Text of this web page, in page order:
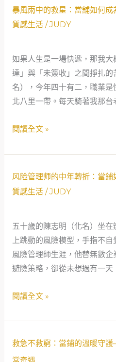
面
滯
嘉
南
平
原
天
像
裂
了
暴
雨
傾
一
位
管
理
員
的
轉
暴風雨中的救星：當舖如何成
質感生活/JUDY
如果人生是一場快遞，那我
達」與「未簽收」之間掙扎
名），今年四十有二，職業
北八里一帶。每天騎著我那台
暴
風
的
救
星：
當
如
為
我
會
安
全
網
閱讀全文 »
风险管理师的中年轉折：當鋪
質感生活/JUDY
五十歲的陳志明（化名）坐
上跳動的風險模型，手指不
風險管理師生涯，他替無數
避險策略，卻從未想過有一天
风
险
师
的
中
年
折：
如
何
閱讀全文 »
救急不救窮：當鋪的溫暖守
救